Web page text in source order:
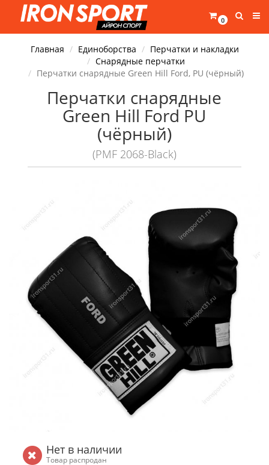
0
Главная Единоборства
Перчатки и накладки
Снарядные перчатки
Перчатки снарядные Green Hill Ford, PU (чёрный)
Перчатки снарядные
Green Hill Ford PU
(чёрный)
(PMF 2068-Black)
Нет в наличии
Товар распродан